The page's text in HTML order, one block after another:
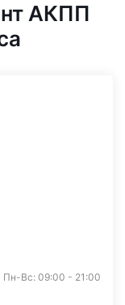
АКПП
Пн-Вс: 09:00 - 21:00